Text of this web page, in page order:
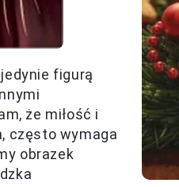
figurą
że miłość i
często wymaga
obrazek